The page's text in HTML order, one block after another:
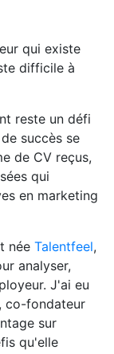
qui existe
difficile à
reste un défi
succès se
de CV reçus,
qui
en marketing
née Talentfeel,
analyser,
J'ai eu
co-fondateur
sur
qu'elle